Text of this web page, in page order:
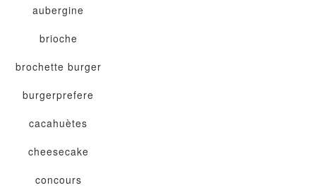
aubergine
brioche
brochette burger
burgerprefere
cacahuètes
cheesecake
concours